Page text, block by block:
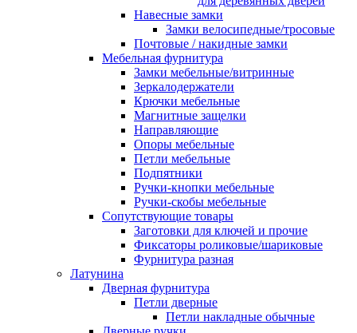
Навесные замки
Замки велосипедные/тросовые
Почтовые / накидные замки
Мебельная фурнитура
Замки мебельные/витринные
Зеркалодержатели
Крючки мебельные
Магнитные защелки
Направляющие
Опоры мебельные
Петли мебельные
Подпятники
Ручки-кнопки мебельные
Ручки-скобы мебельные
Сопутствующие товары
Заготовки для ключей и прочие
Фиксаторы роликовые/шариковые
Фурнитура разная
Латунина
Дверная фурнитура
Петли дверные
Петли накладные обычные